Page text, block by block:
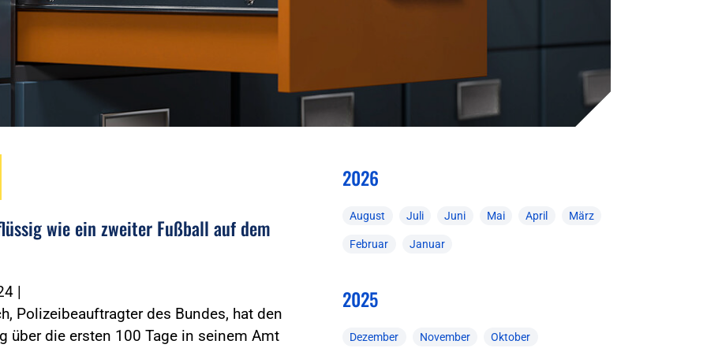
wie ein zweiter Fußball auf dem
|
Polizeibeauftragter des Bundes, hat den
über die ersten 100 Tage in seinem Amt
2026
August Juli Juni Mai April März
Februar Januar
2025
Dezember November Oktober